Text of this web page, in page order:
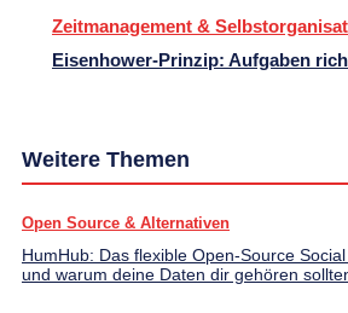
Zeitmanagement &
Eisenhower-Prinzip: Aufgaben
Weitere Themen
Open Source & Alternativen
HumHub: Das flexible Open-Source
und warum deine Daten dir gehören